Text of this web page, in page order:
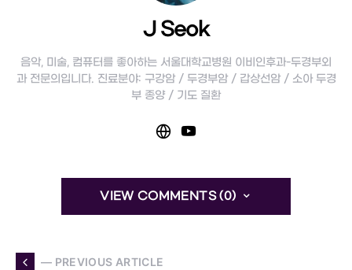
J Seok
음악, 미술, 컴퓨터를 좋아하는 서울대학교병원 이비인후과-두경부외
과 전문의입니다. 진료분야: 구강암 / 두경부암 / 갑상선암 / 소아 두경
부 종양 / 기도 질환
VIEW COMMENTS (0)
— PREVIOUS ARTICLE